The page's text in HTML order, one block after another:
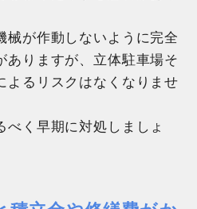
械が作動しないように完全
ありますが、立体駐車場そ
よるリスクはなくなりませ
く早期に対処しましょ